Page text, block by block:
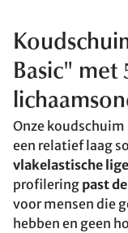
Basic" met
Onze
een relatief laag
vlakelastische
profilering past
voor mensen die
hebben en geen